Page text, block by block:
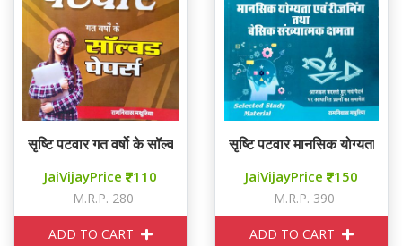
सृष्टि पटवार गत वर्षो के सॉल्वड पेपर्स
JaiVijayPrice 110
M.R.P. 280
ADD TO CART
सृष्टि पटवार मानसिक योग्यता
JaiVijayPrice 150
M.R.P. 390
ADD TO CART